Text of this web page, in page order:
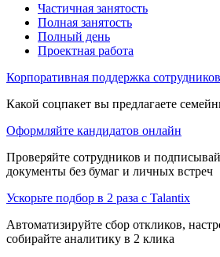
Частичная занятость
Полная занятость
Полный день
Проектная работа
Корпоративная поддержка сотрудников
Какой соцпакет вы предлагаете
Оформляйте кандидатов онлайн
Проверяйте сотрудников и
документы без бумаг и личных встреч
Ускорьте подбор в 2 раза с Talantix
Автоматизируйте сбор откликов,
собирайте аналитику в 2 клика